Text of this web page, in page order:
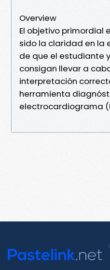
Overview
El objetivo primordial
sido la claridad en la
de que el estudiante
consigan llevar a
interpretación
herramienta
electrocardiograma